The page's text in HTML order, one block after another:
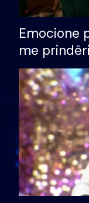
Emocione
me
divorci apo